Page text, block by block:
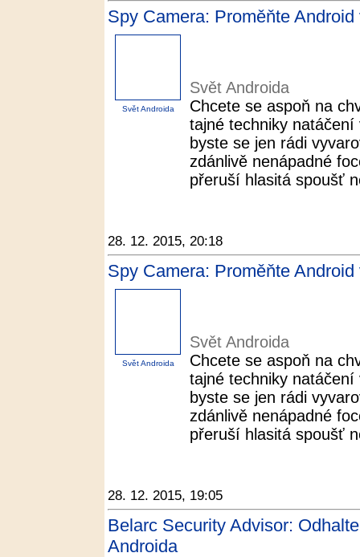
Spy Camera: Proměňte
Svět Androida
Svět Androida
Chcete se aspoň na
tajné techniky
byste se jen rádi
zdánlivě nenápadné
přeruší hlasitá spoušť
28. 12. 2015, 20:18
Spy Camera: Proměňte
Svět Androida
Svět Androida
Chcete se aspoň na
tajné techniky
byste se jen rádi
zdánlivě nenápadné
přeruší hlasitá spoušť
28. 12. 2015, 19:05
Belarc Security Advisor:
Androida